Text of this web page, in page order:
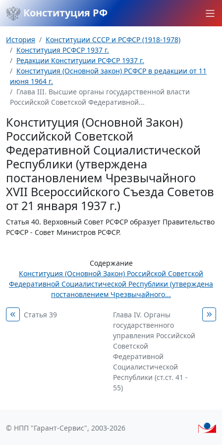
Конституция РФ
История
Конституции СССР и РСФСР (1918-1978)
Конституция РСФСР 1937 г.
Редакции Конституции РСФСР 1937 г.
Конституция (Основной закон) РСФСР в редакции от 11
июня 1964 г.
Глава III. Высшие органы государственной власти
Российской Советской Федеративной...
Конституция (Основной Закон)
Российской Советской
Федеративной Социалистической
Республики (утверждена
постановлением Чрезвычайного
XVII Всероссийского Съезда Советов
от 21 января 1937 г.)
Статья 40. Верховный Совет РСФСР образует Правительство
РСФСР - Совет Министров РСФСР.
Содержание
Конституция (Основной Закон) Российской Советской
Федеративной Социалистической Республики (утверждена
постановлением Чрезвычайного...
Статья 39
Глава IV. Органы
государственного
управления Российской
Советской
Федеративной
Социалистической
Республики (ст.ст. 41 -
55)
© НПП "Гарант-Сервис", 2003-2026